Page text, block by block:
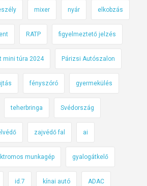
mixer nyár elkobzás
RATP figyelmeztető jelzés
mini túra 2024 Párizsi Autószalon
fényszóró gyermekülés
teherbringa Svédország
zajvédő fal ai
munkagép gyalogátkelő
id.7 kínai autó ADAC